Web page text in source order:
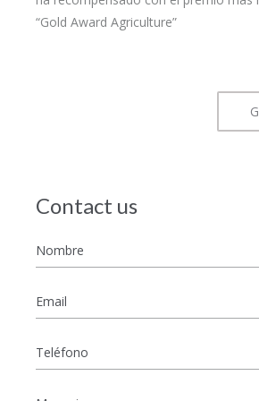
“Gold Award Agriculture”
Contact us
Nombre
Email
Teléfono